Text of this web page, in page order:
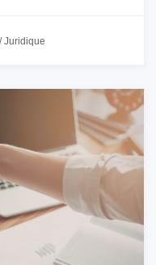
/Juridique